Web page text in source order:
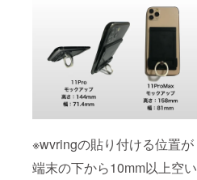
※wvringの貼り付ける位置が
端末の下から10mm以上空い